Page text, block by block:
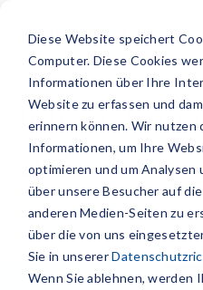
Diese Website speichert
Computer. Diese Cookies
Informationen über Ihre
Website zu erfassen und
erinnern können. Wir nutzen
Informationen, um Ihre
optimieren und um Analysen
über unsere Besucher auf
anderen Medien-Seiten zu
über die von uns
Sie in unserer
Wenn Sie ablehnen, werden
2025
01 JANUAR 2025